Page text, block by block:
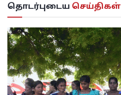
தொடர்புடைய செய்திகள்